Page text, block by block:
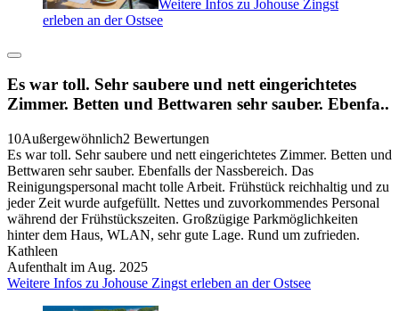
Weitere Infos zu Johouse Zingst
erleben an der Ostsee
Es war toll. Sehr saubere und nett eingerichtetes
Zimmer. Betten und Bettwaren sehr sauber. Ebenfa..
10Außergewöhnlich2 Bewertungen
Es war toll. Sehr saubere und nett eingerichtetes Zimmer. Betten und
Bettwaren sehr sauber. Ebenfalls der Nassbereich. Das
Reinigungspersonal macht tolle Arbeit. Frühstück reichhaltig und zu
jeder Zeit wurde aufgefüllt. Nettes und zuvorkommendes Personal
während der Frühstückszeiten. Großzügige Parkmöglichkeiten
hinter dem Haus, WLAN, sehr gute Lage. Rund um zufrieden.
Kathleen
Aufenthalt im Aug. 2025
Weitere Infos zu Johouse Zingst erleben an der Ostsee